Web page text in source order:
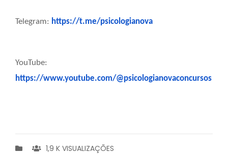
Telegram: https://t.me/psicologianova
YouTube:
https://www.youtube.com/@psicologianovaconcursos
1,9 K VISUALIZAÇÕES